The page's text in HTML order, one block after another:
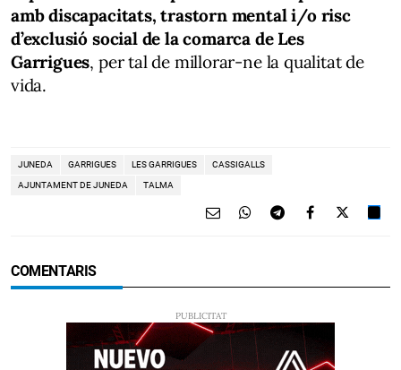
amb discapacitats, trastorn mental i/o risc
d’exclusió social de la comarca de Les
Garrigues, per tal de millorar-ne la qualitat de
vida.
JUNEDA GARRIGUES LES GARRIGUES CASSIGALLS
AJUNTAMENT DE JUNEDA TALMA
COMENTARIS